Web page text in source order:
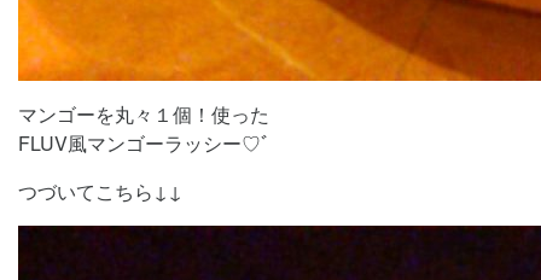
マンゴーを丸々１個！使った
FLUV風マンゴーラッシー♡ﾞ
つづいてこちら↓↓